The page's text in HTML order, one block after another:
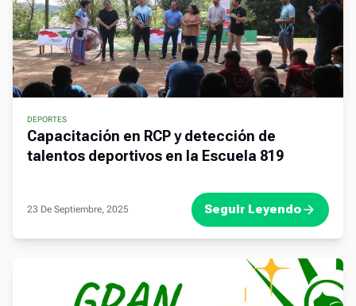
DEPORTES
Capacitación en RCP y detección de
talentos deportivos en la Escuela 819
23 De Septiembre, 2025 Seguir Leyendo